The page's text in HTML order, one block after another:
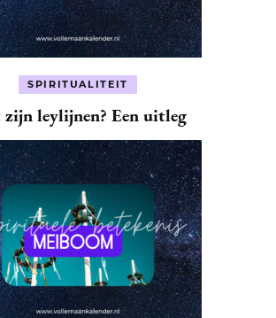
SPIRITUALITEIT
zijn leylijnen? Een uitleg